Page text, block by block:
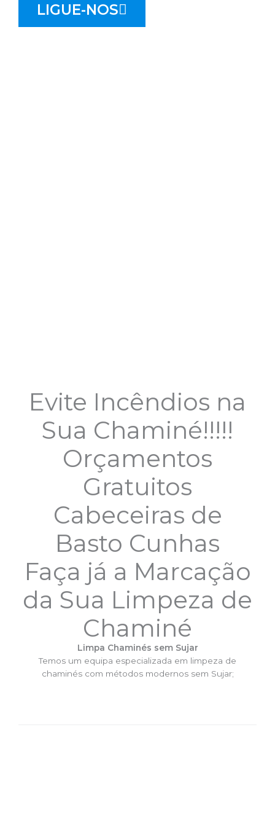
LIGUE-NOS
Evite Incêndios na
Sua Chaminé!!!!!
Orçamentos
Gratuitos
Cabeceiras de
Basto Cunhas
Faça já a Marcação
da Sua Limpeza de
Chaminé
Limpa Chaminés sem Sujar
Temos um equipa especializada em limpeza de
chaminés com métodos modernos sem Sujar;